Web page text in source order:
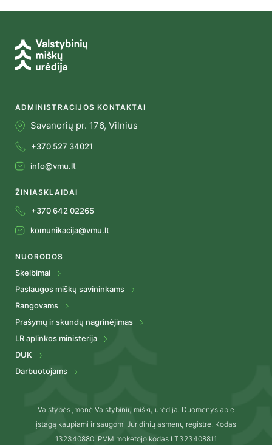
ADMINISTRACIJOS KONTAKTAI
Savanorių pr. 176, Vilnius
+370 527 34021
info@vmu.lt
ŽINIASKLAIDAI
+370 642 02265
komunikacija@vmu.lt
NUORODOS
Skelbimai
Paslaugos miškų savininkams
Rangovams
Prašymų ir skundų nagrinėjimas
LR aplinkos ministerija
DUK
Darbuotojams
Valstybės įmonė Valstybinių miškų urėdija. Duomenys apie
įstagą kaupiami ir saugomi Juridinių asmenų registre. Kodas
132340880. PVM mokėtojo kodas LT323408811